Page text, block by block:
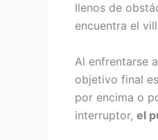
llenos de
encuentra el
Al enfrentarse
objetivo final
por encima o
interruptor, el